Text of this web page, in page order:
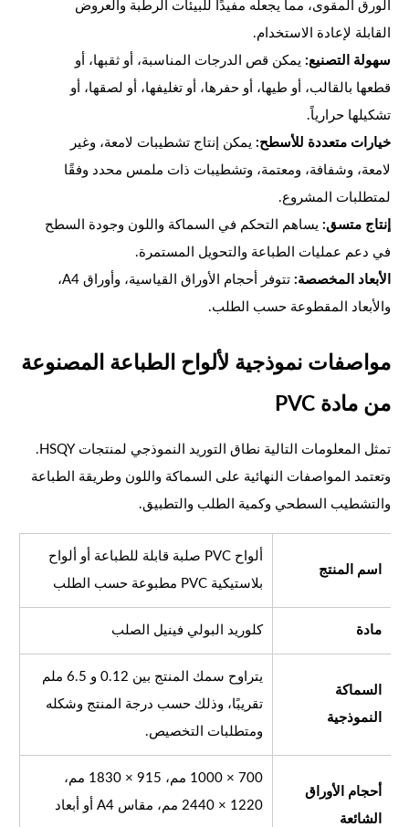
الورق المقوى، مما يجعله مفيدًا للبيئات الرطبة والعروض
القابلة لإعادة الاستخدام.
سهولة التصنيع: يمكن قص الدرجات المناسبة، أو ثقبها، أو
قطعها بالقالب، أو طيها، أو حفرها، أو تغليفها، أو لصقها، أو
تشكيلها حرارياً.
خيارات متعددة للأسطح: يمكن إنتاج تشطيبات لامعة، وغير
لامعة، وشفافة، ومعتمة، وتشطيبات ذات ملمس محدد وفقًا
لمتطلبات المشروع.
إنتاج متسق: يساهم التحكم في السماكة واللون وجودة السطح
في دعم عمليات الطباعة والتحويل المستمرة.
الأبعاد المخصصة:
تتوفر أحجام الأوراق القياسية، وأوراق A4،
والأبعاد المقطوعة حسب الطلب.
مواصفات نموذجية لألواح الطباعة المصنوعة
من مادة PVC
تمثل المعلومات التالية نطاق التوريد النموذجي لمنتجات HSQY.
وتعتمد المواصفات النهائية على السماكة واللون وطريقة الطباعة
والتشطيب السطحي وكمية الطلب والتطبيق.
اسم المنتج
ألواح PVC صلبة قابلة للطباعة أو ألواح
بلاستيكية PVC مطبوعة حسب الطلب
مادة كلوريد البولي فينيل الصلب
السماكة
النموذجية
يتراوح سمك المنتج بين 0.12 و 6.5 ملم
تقريبًا، وذلك حسب درجة المنتج وشكله
ومتطلبات التخصيص.
أحجام الأوراق
الشائعة
700 × 1000 مم، 915 × 1830 مم،
1220 × 2440 مم، مقاس A4 أو أبعاد